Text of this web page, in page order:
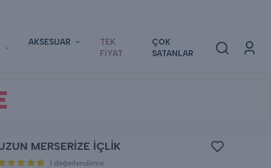
AKSESUAR
TEK
FİYAT
ÇOK
SATANLAR
MERSERİZE İÇLİK
1 değerlendirme